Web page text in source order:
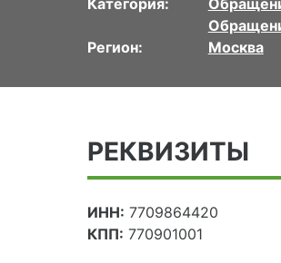
Категория:
Регион:
Москва
РЕКВИЗИТЫ
ИНН: 7709864420
КПП: 770901001